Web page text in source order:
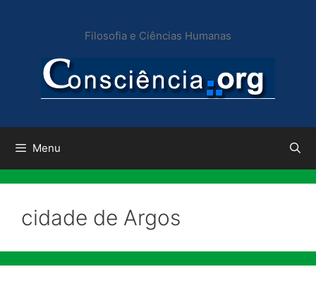
conteúdo
Filosofia e Ciências Humanas
Menu
cidade de Argos